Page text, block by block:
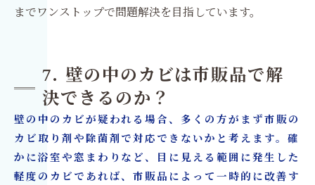
までワンストップで問題解決を目指しています。
7. 壁の中のカビは市販品で解
決できるのか？
壁の中のカビが疑われる場合、多くの方がまず市販の
カビ取り剤や除菌剤で対応できないかと考えます。確
かに浴室や窓まわりなど、目に見える範囲に発生した
軽度のカビであれば、市販品によって一時的に改善す